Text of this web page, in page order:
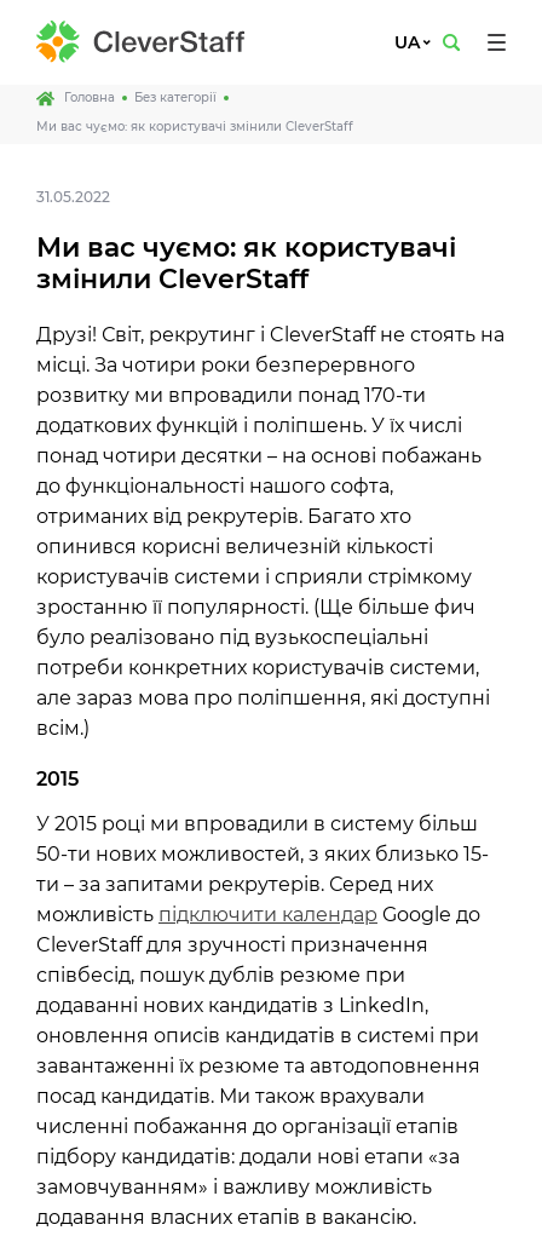
UA
Головна
Без категорії
Ми вас чуємо: як користувачі змінили CleverStaff
31.05.2022
Ми вас чуємо: як користувачі
змінили CleverStaff
Друзі! Світ, рекрутинг і CleverStaff не стоять на
місці. За чотири роки безперервного
розвитку ми впровадили понад 170-ти
додаткових функцій і поліпшень. У їх числі
понад чотири десятки – на основі побажань
до функціональності нашого софта,
отриманих від рекрутерів. Багато хто
опинився корисні величезній кількості
користувачів системи і сприяли стрімкому
зростанню її популярності. (Ще більше фич
було реалізовано під вузькоспеціальні
потреби конкретних користувачів системи,
але зараз мова про поліпшення, які доступні
всім.)
2015
У 2015 році ми впровадили в систему більш
50-ти нових можливостей, з яких близько 15-
ти – за запитами рекрутерів. Серед них
можливість підключити календар Google до
CleverStaff для зручності призначення
співбесід, пошук дублів резюме при
додаванні нових кандидатів з LinkedIn,
оновлення описів кандидатів в системі при
завантаженні їх резюме та автодоповнення
посад кандидатів. Ми також врахували
численні побажання до організації етапів
підбору кандидатів: додали нові етапи «за
замовчуванням» і важливу можливість
додавання власних етапів в вакансію.